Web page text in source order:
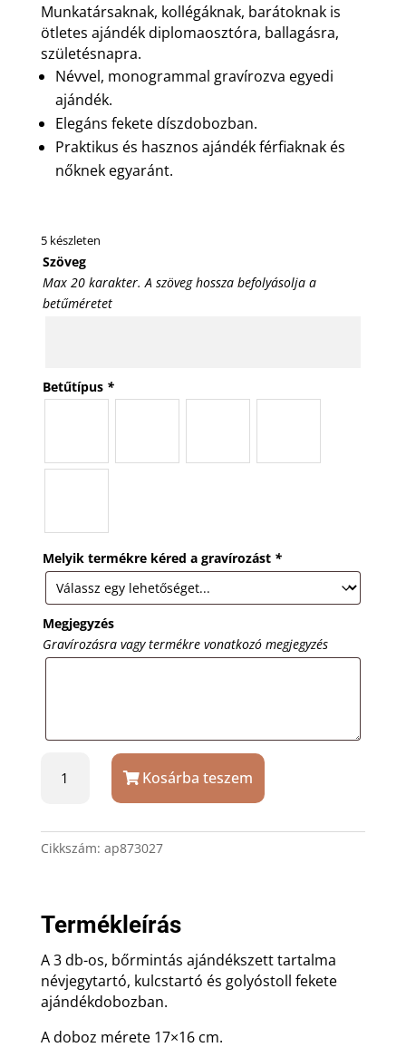
Munkatársaknak, kollégáknak, barátoknak is
ötletes ajándék diplomaosztóra, ballagásra,
születésnapra.
Névvel, monogrammal gravírozva egyedi
ajándék.
Elegáns fekete díszdobozban.
Praktikus és hasznos ajándék férfiaknak és
nőknek egyaránt.
5 készleten
Szöveg
Max 20 karakter. A szöveg hossza befolyásolja a
betűméretet
Betűtípus *
Melyik termékre kéred a gravírozást *
Megjegyzés
Gravírozásra vagy termékre vonatkozó megjegyzés
Névjegytartó-
kulcstartó-
ajándék
Kosárba teszem
Cikkszám: ap873027
Termékleírás
A 3 db-os, bőrmintás ajándékszett tartalma
névjegytartó, kulcstartó és golyóstoll fekete
ajándékdobozban.
A doboz mérete 17×16 cm.